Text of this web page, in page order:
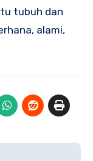
tubuh dan
alami,